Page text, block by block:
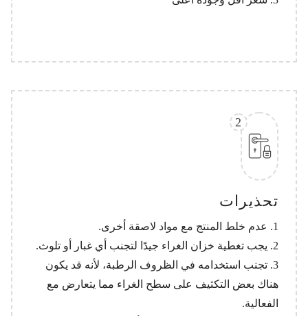
2
تحذيرات
1. عدم خلط المنتج مع مواد لاصقة أخرى.
2. يجب تغطية خزان الغراء جيدًا لتجنب أي غبار أو تلوث.
3. تجنب استخدامه في الظروف الرطبة، لأنه قد يكون
هناك بعض التكثيف على سطح الغراء مما يتعارض مع
الفعالية.